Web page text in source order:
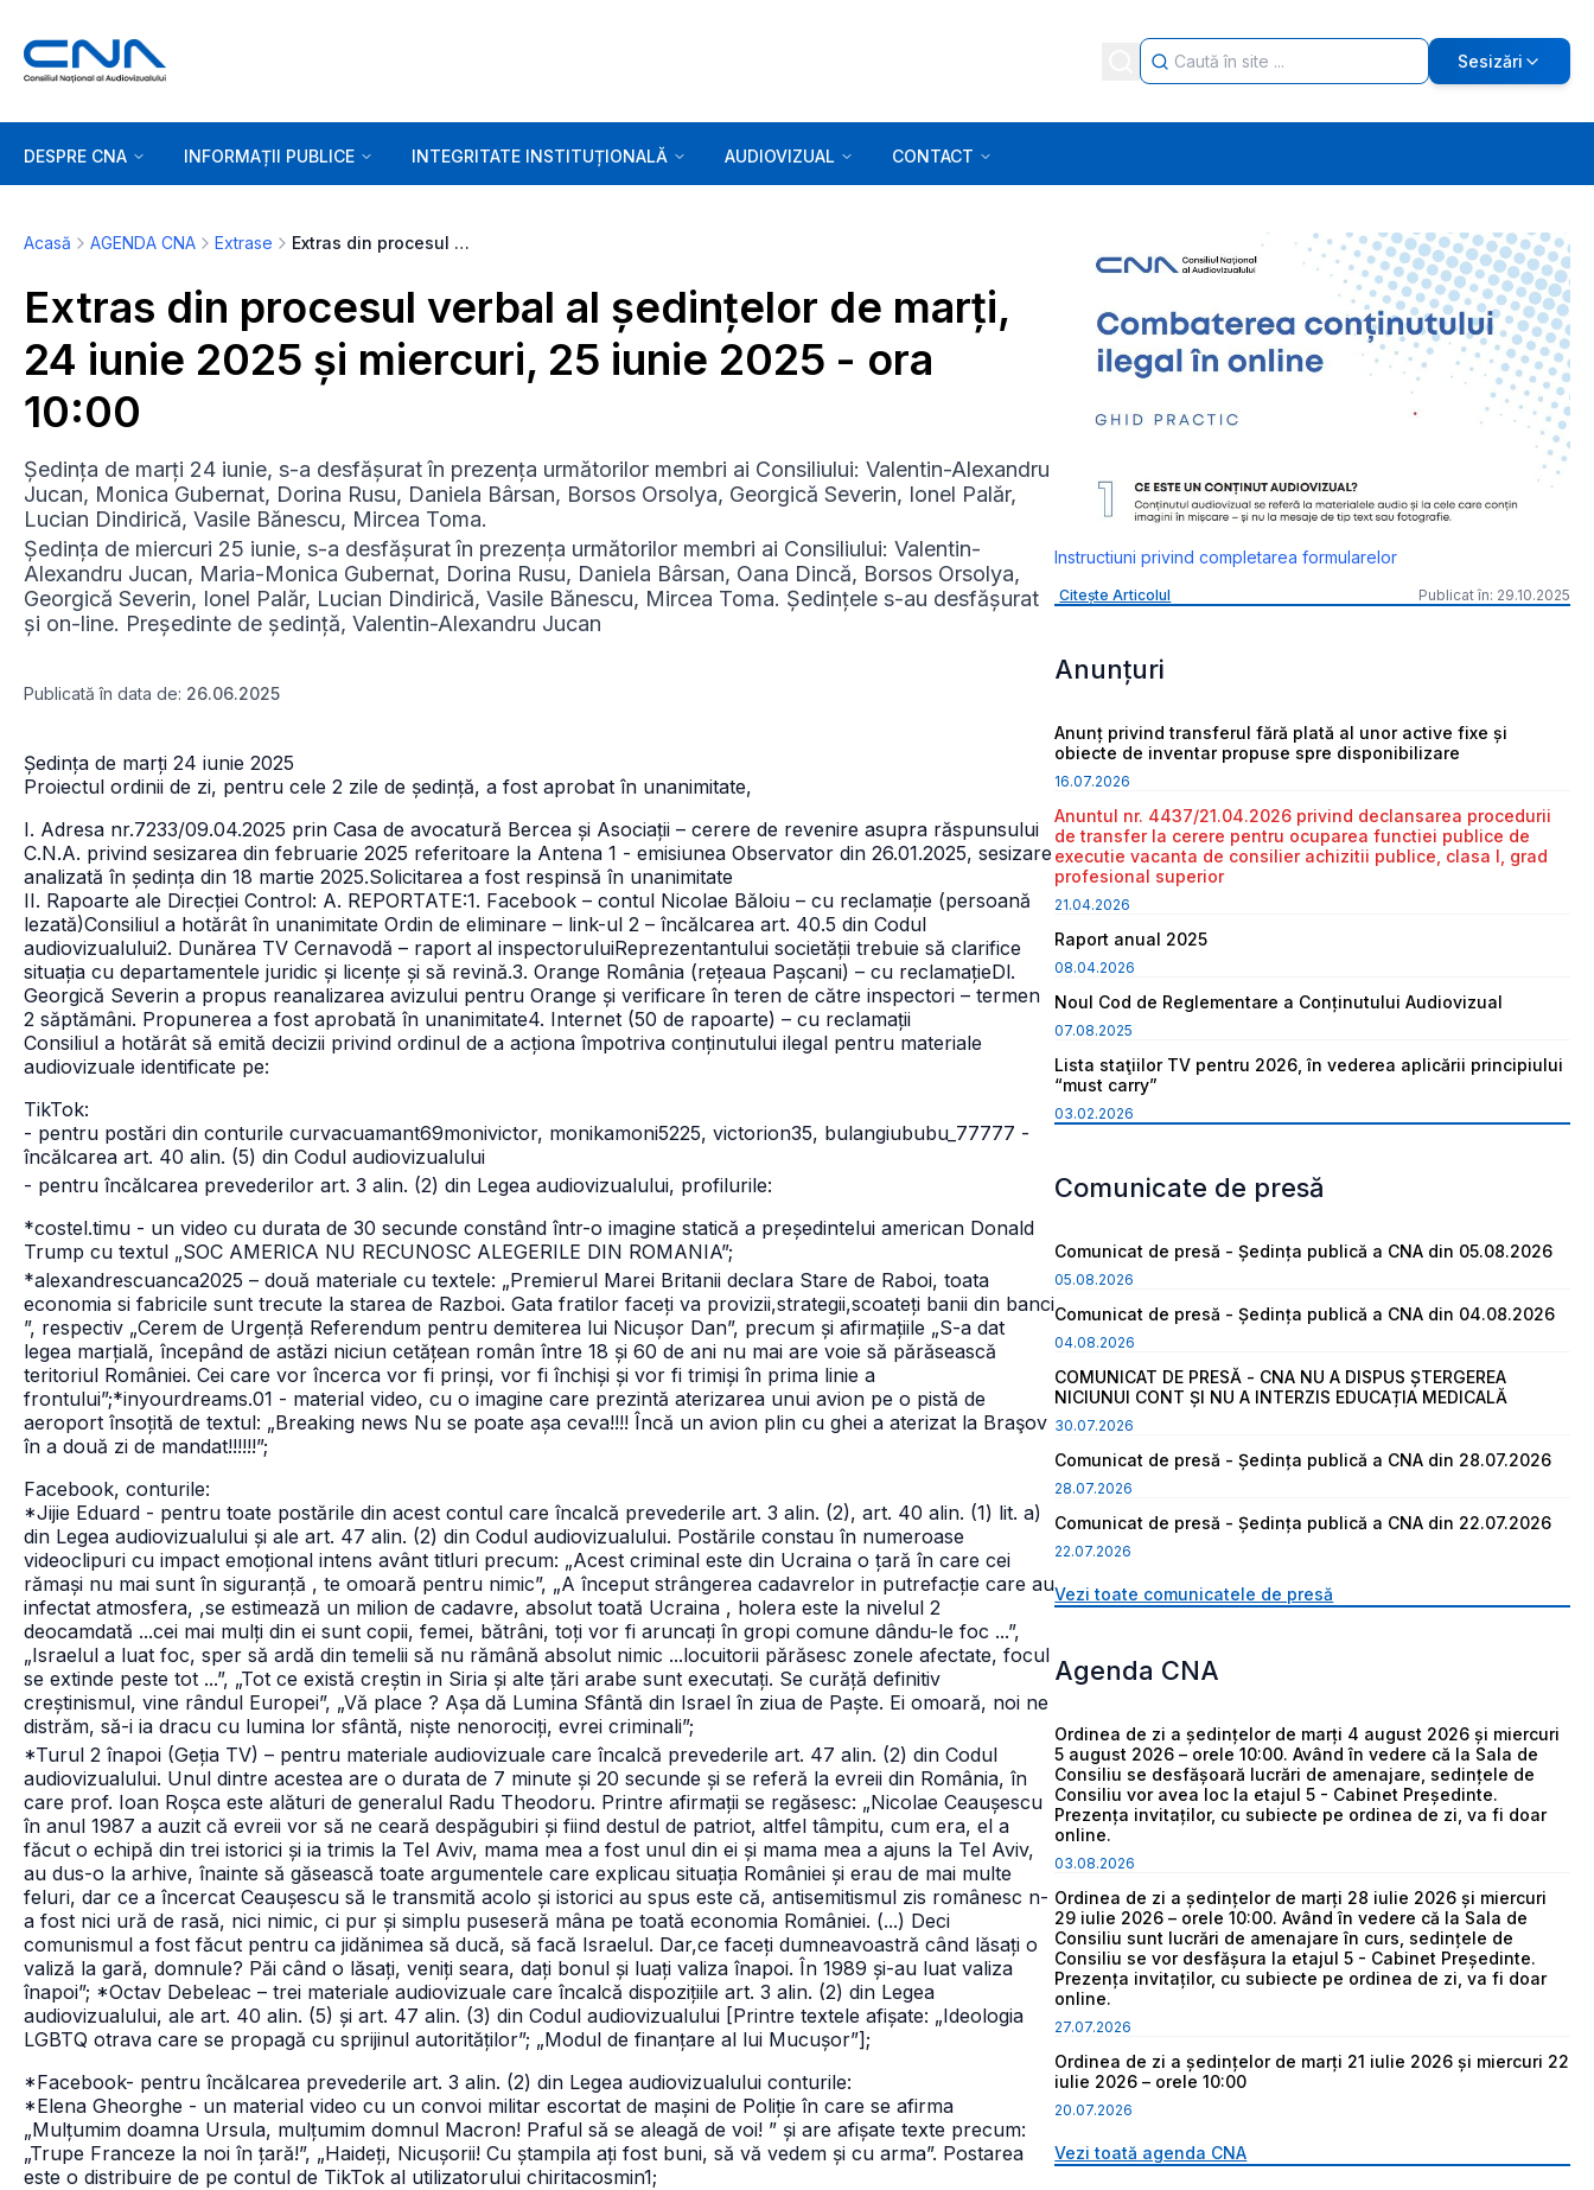
Sesizări
DESPRE CNA INFORMAȚII PUBLICE INTEGRITATE INSTITUȚIONALĂ AUDIOVIZUAL CONTACT
Acasă AGENDA CNA Extrase Extras din procesul verbal al ședințelor de marți, 24 iunie 2025 și miercuri, 25 iunie 2025 - ora 10:00
Extras din procesul verbal al ședințelor de marți,
24 iunie 2025 și miercuri, 25 iunie 2025 - ora
10:00
Ședința de marți 24 iunie, s-a desfășurat în prezența următorilor membri ai Consiliului: Valentin-Alexandru
Jucan, Monica Gubernat, Dorina Rusu, Daniela Bârsan, Borsos Orsolya, Georgică Severin, Ionel Palăr,
Lucian Dindirică, Vasile Bănescu, Mircea Toma.
Ședința de miercuri 25 iunie, s-a desfășurat în prezența următorilor membri ai Consiliului: Valentin-
Alexandru Jucan, Maria-Monica Gubernat, Dorina Rusu, Daniela Bârsan, Oana Dincă, Borsos Orsolya,
Georgică Severin, Ionel Palăr, Lucian Dindirică, Vasile Bănescu, Mircea Toma. Ședințele s-au desfășurat
și on-line. Președinte de ședință, Valentin-Alexandru Jucan
Publicată în data de: 26.06.2025
Ședința de marți 24 iunie 2025
Proiectul ordinii de zi, pentru cele 2 zile de ședință, a fost aprobat în unanimitate,
I. Adresa nr.7233/09.04.2025 prin Casa de avocatură Bercea și Asociații – cerere de revenire asupra răspunsului
C.N.A. privind sesizarea din februarie 2025 referitoare la Antena 1 - emisiunea Observator din 26.01.2025, sesizare
analizată în ședința din 18 martie 2025.Solicitarea a fost respinsă în unanimitate
II. Rapoarte ale Direcției Control: A. REPORTATE:1. Facebook – contul Nicolae Băloiu – cu reclamație (persoană
lezată)Consiliul a hotărât în unanimitate Ordin de eliminare – link-ul 2 – încălcarea art. 40.5 din Codul
audiovizualului2. Dunărea TV Cernavodă – raport al inspectoruluiReprezentantului societății trebuie să clarifice
situația cu departamentele juridic și licențe și să revină.3. Orange România (rețeaua Pașcani) – cu reclamațieDl.
Georgică Severin a propus reanalizarea avizului pentru Orange și verificare în teren de către inspectori – termen
2 săptămâni. Propunerea a fost aprobată în unanimitate4. Internet (50 de rapoarte) – cu reclamații
Consiliul a hotărât să emită decizii privind ordinul de a acționa împotriva conținutului ilegal pentru materiale
audiovizuale identificate pe:
TikTok:
- pentru postări din conturile curvacuamant69monivictor, monikamoni5225, victorion35, bulangiububu_77777 -
încălcarea art. 40 alin. (5) din Codul audiovizualului
- pentru încălcarea prevederilor art. 3 alin. (2) din Legea audiovizualului, profilurile:
*costel.timu - un video cu durata de 30 secunde constând într-o imagine statică a președintelui american Donald
Trump cu textul „SOC AMERICA NU RECUNOSC ALEGERILE DIN ROMANIA”;
*alexandrescuanca2025 – două materiale cu textele: „Premierul Marei Britanii declara Stare de Raboi, toata
economia si fabricile sunt trecute la starea de Razboi. Gata fratilor faceți va provizii,strategii,scoateți banii din banci
”, respectiv „Cerem de Urgență Referendum pentru demiterea lui Nicușor Dan”, precum și afirmațiile „S-a dat
legea marțială, începând de astăzi niciun cetățean român între 18 și 60 de ani nu mai are voie să părăsească
teritoriul României. Cei care vor încerca vor fi prinși, vor fi închiși și vor fi trimiși în prima linie a
frontului”;*inyourdreams.01 - material video, cu o imagine care prezintă aterizarea unui avion pe o pistă de
aeroport însoțită de textul: „Breaking news Nu se poate așa ceva!!!! Încă un avion plin cu ghei a aterizat la Braşov
în a două zi de mandat!!!!!!”;
Facebook, conturile:
*Jijie Eduard - pentru toate postările din acest contul care încalcă prevederile art. 3 alin. (2), art. 40 alin. (1) lit. a)
din Legea audiovizualului și ale art. 47 alin. (2) din Codul audiovizualului. Postările constau în numeroase
videoclipuri cu impact emoțional intens avânt titluri precum: „Acest criminal este din Ucraina o țară în care cei
rămași nu mai sunt în siguranță , te omoară pentru nimic”, „A început strângerea cadavrelor in putrefacție care au
infectat atmosfera, ,se estimează un milion de cadavre, absolut toată Ucraina , holera este la nivelul 2
deocamdată ...cei mai mulți din ei sunt copii, femei, bătrâni, toți vor fi aruncați în gropi comune dându-le foc ...”,
„Israelul a luat foc, sper să ardă din temelii să nu rămână absolut nimic ...locuitorii părăsesc zonele afectate, focul
se extinde peste tot ...”, „Tot ce există creștin in Siria și alte țări arabe sunt executați. Se curăță definitiv
creștinismul, vine rândul Europei”, „Vă place ? Așa dă Lumina Sfântă din Israel în ziua de Paște. Ei omoară, noi ne
distrăm, să-i ia dracu cu lumina lor sfântă, niște nenorociți, evrei criminali”;
*Turul 2 înapoi (Geția TV) – pentru materiale audiovizuale care încalcă prevederile art. 47 alin. (2) din Codul
audiovizualului. Unul dintre acestea are o durata de 7 minute și 20 secunde și se referă la evreii din România, în
care prof. Ioan Roșca este alături de generalul Radu Theodoru. Printre afirmații se regăsesc: „Nicolae Ceaușescu
în anul 1987 a auzit că evreii vor să ne ceară despăgubiri și fiind destul de patriot, altfel tâmpitu, cum era, el a
făcut o echipă din trei istorici și ia trimis la Tel Aviv, mama mea a fost unul din ei și mama mea a ajuns la Tel Aviv,
au dus-o la arhive, înainte să găsească toate argumentele care explicau situația României și erau de mai multe
feluri, dar ce a încercat Ceaușescu să le transmită acolo și istorici au spus este că, antisemitismul zis românesc n-
a fost nici ură de rasă, nici nimic, ci pur și simplu puseseră mâna pe toată economia României. (...) Deci
comunismul a fost făcut pentru ca jidănimea să ducă, să facă Israelul. Dar,ce faceți dumneavoastră când lăsați o
valiză la gară, domnule? Păi când o lăsați, veniți seara, dați bonul și luați valiza înapoi. În 1989 și-au luat valiza
înapoi”; *Octav Debeleac – trei materiale audiovizuale care încalcă dispozițiile art. 3 alin. (2) din Legea
audiovizualului, ale art. 40 alin. (5) și art. 47 alin. (3) din Codul audiovizualului [Printre textele afișate: „Ideologia
LGBTQ otrava care se propagă cu sprijinul autorităților”; „Modul de finanțare al lui Mucușor”];
*Facebook- pentru încălcarea prevederile art. 3 alin. (2) din Legea audiovizualului conturile:
*Elena Gheorghe - un material video cu un convoi militar escortat de mașini de Poliție în care se afirma
„Mulțumim doamna Ursula, mulțumim domnul Macron! Praful să se aleagă de voi! ” și are afișate texte precum:
„Trupe Franceze la noi în țară!”, „Haideți, Nicușorii! Cu ștampila ați fost buni, să vă vedem și cu arma”. Postarea
este o distribuire de pe contul de TikTok al utilizatorului chiritacosmin1;
Instructiuni privind completarea formularelor
Citește Articolul Publicat în: 29.10.2025
Anunțuri
Anunț privind transferul fără plată al unor active fixe și
obiecte de inventar propuse spre disponibilizare
16.07.2026
Anuntul nr. 4437/21.04.2026 privind declansarea procedurii
de transfer la cerere pentru ocuparea functiei publice de
executie vacanta de consilier achizitii publice, clasa I, grad
profesional superior
21.04.2026
Raport anual 2025
08.04.2026
Noul Cod de Reglementare a Conținutului Audiovizual
07.08.2025
Lista staţiilor TV pentru 2026, în vederea aplicării principiului
“must carry”
03.02.2026
Comunicate de presă
Comunicat de presă - Ședința publică a CNA din 05.08.2026
05.08.2026
Comunicat de presă - Ședința publică a CNA din 04.08.2026
04.08.2026
COMUNICAT DE PRESĂ - CNA NU A DISPUS ȘTERGEREA
NICIUNUI CONT ȘI NU A INTERZIS EDUCAȚIA MEDICALĂ
30.07.2026
Comunicat de presă - Ședința publică a CNA din 28.07.2026
28.07.2026
Comunicat de presă - Ședința publică a CNA din 22.07.2026
22.07.2026
Vezi toate comunicatele de presă
Agenda CNA
Ordinea de zi a ședințelor de marți 4 august 2026 și miercuri
5 august 2026 – orele 10:00. Având în vedere că la Sala de
Consiliu se desfășoară lucrări de amenajare, sedințele de
Consiliu vor avea loc la etajul 5 - Cabinet Președinte.
Prezența invitaților, cu subiecte pe ordinea de zi, va fi doar
online.
03.08.2026
Ordinea de zi a ședințelor de marți 28 iulie 2026 și miercuri
29 iulie 2026 – orele 10:00. Având în vedere că la Sala de
Consiliu sunt lucrări de amenajare în curs, sedințele de
Consiliu se vor desfășura la etajul 5 - Cabinet Președinte.
Prezența invitaților, cu subiecte pe ordinea de zi, va fi doar
online.
27.07.2026
Ordinea de zi a ședințelor de marți 21 iulie 2026 și miercuri 22
iulie 2026 – orele 10:00
20.07.2026
Vezi toată agenda CNA